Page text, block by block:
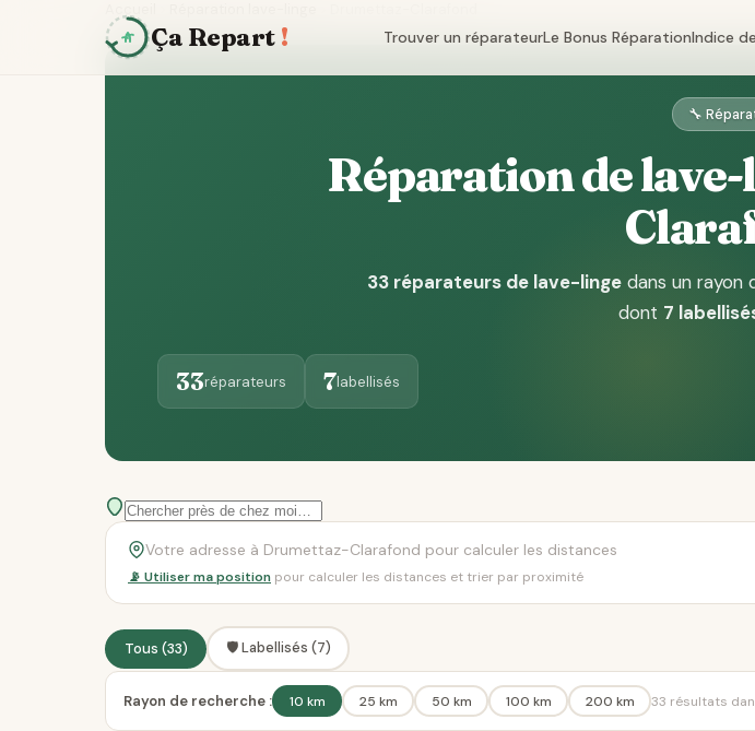
Ça Repart ! Trouver un réparateurLe Bonus RéparationIndice
🔧
Réparation de
33 réparateurs de lave-lingedans un rayon
dont 7
33réparateurs 7labellisés
📡 Utiliser ma position pour calculer les distances et trier par proximité
Tous (33) 🛡️ Labellisés (7)
Rayon de recherche : 10 km 25 km 50 km 100 km 200 km 33 résultats